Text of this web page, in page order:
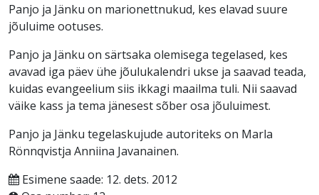
Panjo ja Jänku on marionettnukud, kes elavad suure
jõuluime ootuses.
Panjo ja Jänku on särtsaka olemisega tegelased, kes
avavad iga päev ühe jõulukalendri ukse ja saavad teada,
kuidas evangeelium siis ikkagi maailma tuli. Nii saavad
väike kass ja tema jänesest sõber osa jõuluimest.
Panjo ja Jänku tegelaskujude autoriteks on Marla
Rönnqvistja Anniina Javanainen.
Esimene saade: 12. dets. 2012